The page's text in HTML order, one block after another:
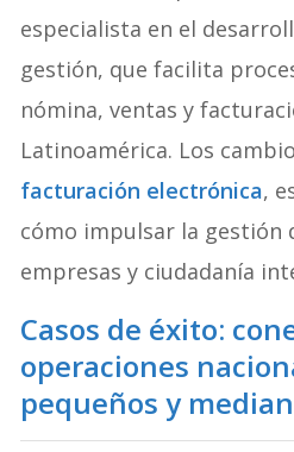
especialista en el
gestión, que facilita
nómina, ventas y
Latinoamérica. Los
facturación electrónica,
cómo impulsar la gestión
empresas y ciudadanía
Casos de éxito:
operaciones
pequeños y